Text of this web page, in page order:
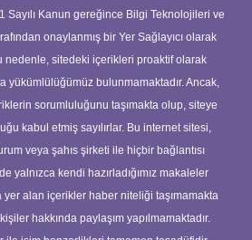
Sayılı Kanun gereğince Bilgi Teknolojileri ve
onaylanmış bir Yer Sağlayıcı olarak
nedenle, sitedeki içerikleri proaktif olarak
yükümlülüğümüz bulunmamaktadır. Ancak,
sorumluluğunu taşımakta olup, siteye
kabul etmiş sayılırlar. Bu internet sitesi,
veya şahıs şirketi ile hiçbir bağlantısı
yalnızca kendi hazırladığımız makaleler
yer alan içerikler haber niteliği taşımamakta
hakkında paylaşım yapılmamaktadır.